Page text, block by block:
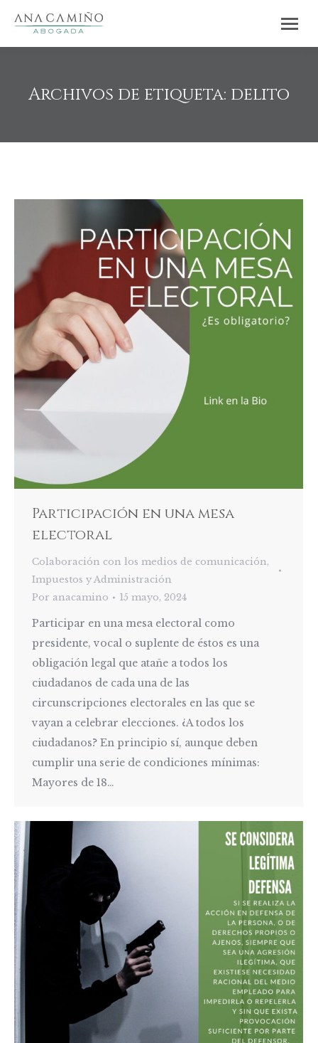
Archivos de etiqueta: delito
Participación en una mesa
electoral
Colaboración con los medios de comunicación,
Impuestos y Administración
Por anacamino 15 mayo, 2024
Participar en una mesa electoral como
presidente, vocal o suplente de éstos es una
obligación legal que atañe a todos los
ciudadanos de cada una de las
circunscripciones electorales en las que se
vayan a celebrar elecciones. ¿A todos los
ciudadanos? En principio sí, aunque deben
cumplir una serie de condiciones mínimas:
Mayores de 18…